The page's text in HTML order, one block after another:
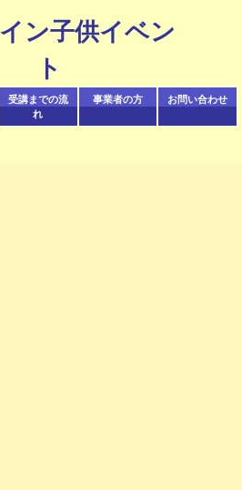
ン子供イベン
ト
受講までの流
れ
事業者の方 お問い合わせ